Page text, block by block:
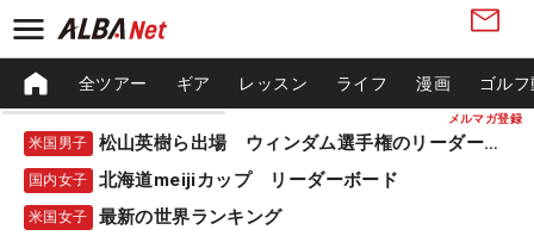
メルマガ登録
全ツアー ギア レッスン ライフ 漫画 ゴル
米国男子 松山英樹ら出場 ウィンダム選手権のリーダーボード
国内女子 北海道meijiカップ リーダーボード
米国女子 最新の世界ランキング